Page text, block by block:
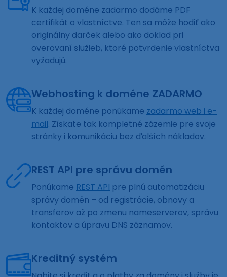
K každej doméne zadarmo dodáme PDF
certifikát o vlastníctve. Ten sa môže hodiť ako
originálny darček alebo ako doklad pri
overovaní služieb, ktoré potvrdenie vlastníctva
vyžadujú.
Webhosting k doméne ZADARMO
K každej doméne ponúkame zadarmo web i e-
mail. Získate tak kompletné zázemie pre svoje
stránky i komunikáciu bez ďalších nákladov.
REST API pre správu domén
Ponúkame REST API pre plnú automatizáciu
správy domén – od registrácie, obnovy a
transferov až po zmenu nameserverov, správu
kontaktov a úpravu DNS záznamov.
Kreditný systém